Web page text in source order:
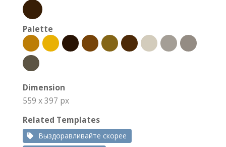
Palette
Dimension
559 x 397 px
Related Templates
Выздоравливайте скорее